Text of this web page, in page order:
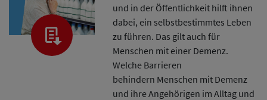
und in der Öffentlichkeit hilft ihnen
dabei, ein selbstbestimmtes Leben
zu führen. Das gilt auch für
Menschen mit einer Demenz.
Welche Barrieren
behindern Menschen mit Demenz
und ihre Angehörigen im Alltag und